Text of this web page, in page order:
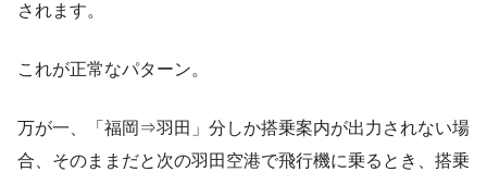
されます。
これが正常なパターン。
万が一、「福岡⇒羽田」分しか搭乗案内が出力されない場
合、そのままだと次の羽田空港で飛行機に乗るとき、搭乗